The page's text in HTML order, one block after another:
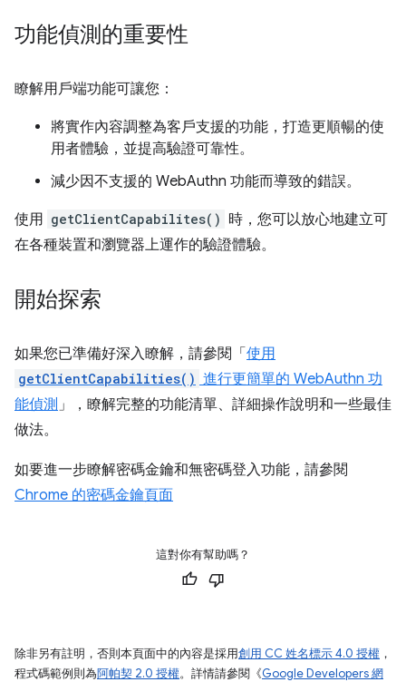
功能偵測的重要性
瞭解用戶端功能可讓您：
將實作內容調整為客戶支援的功能，打造更順暢的使
用者體驗，並提高驗證可靠性。
減少因不支援的 WebAuthn 功能而導致的錯誤。
使用 getClientCapabilites() 時，您可以放心地建立可
在各種裝置和瀏覽器上運作的驗證體驗。
開始探索
如果您已準備好深入瞭解，請參閱「 使用
getClientCapabilities() 進行更簡單的 WebAuthn 功
能偵測 」，瞭解完整的功能清單、詳細操作說明和一些最佳
做法。
如要進一步瞭解密碼金鑰和無密碼登入功能，請參閱
Chrome 的密碼金鑰頁面
這對你有幫助嗎？
除非另有註明，否則本頁面中的內容是採用創用 CC 姓名標示 4.0 授權 ，
程式碼範例則為阿帕契 2.0 授權。詳情請參閱《Google Developers 網